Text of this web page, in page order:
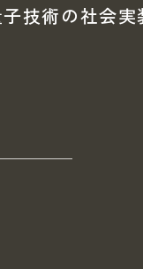
技術の社会実